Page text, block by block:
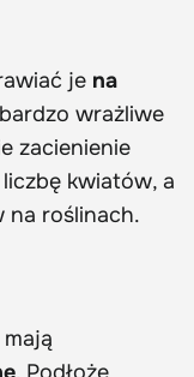
je na
wrażliwe
zacienienie
kwiatów, a
na roślinach.